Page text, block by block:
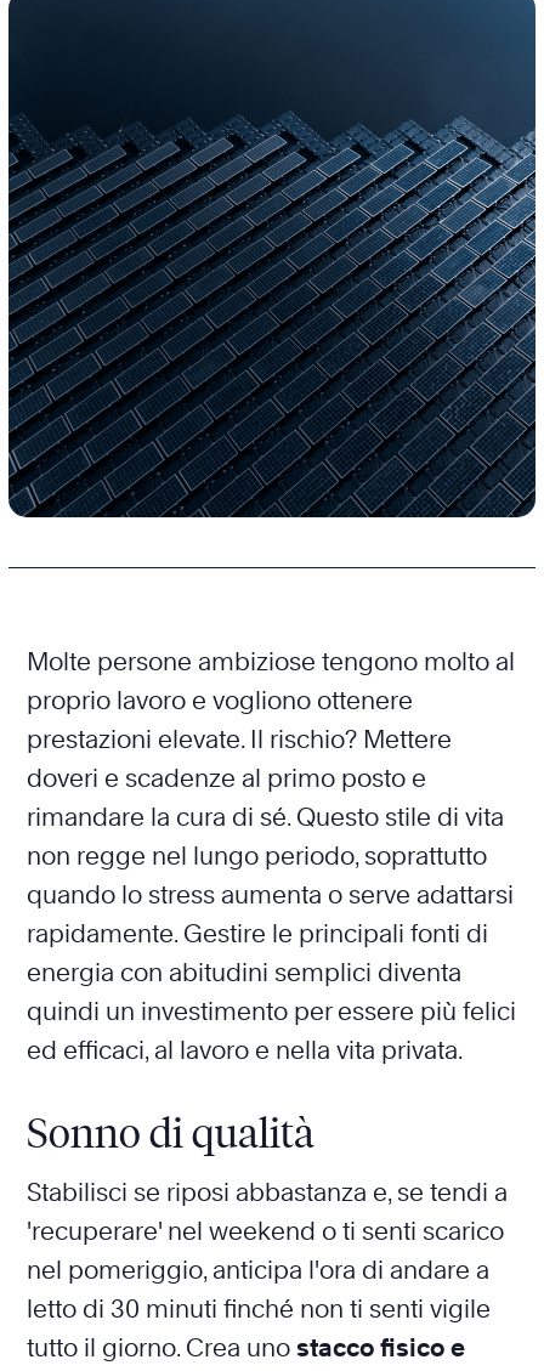
Molte persone ambiziose tengono molto al
proprio lavoro e vogliono ottenere
prestazioni elevate. Il rischio? Mettere
doveri e scadenze al primo posto e
rimandare la cura di sé. Questo stile di vita
non regge nel lungo periodo, soprattutto
quando lo stress aumenta o serve adattarsi
rapidamente. Gestire le principali fonti di
energia con abitudini semplici diventa
quindi un investimento per essere più felici
ed efficaci, al lavoro e nella vita privata.
Sonno di qualità
Stabilisci se riposi abbastanza e, se tendi a
'recuperare' nel weekend o ti senti scarico
nel pomeriggio, anticipa l'ora di andare a
letto di 30 minuti finché non ti senti vigile
tutto il giorno. Crea uno stacco fisico e